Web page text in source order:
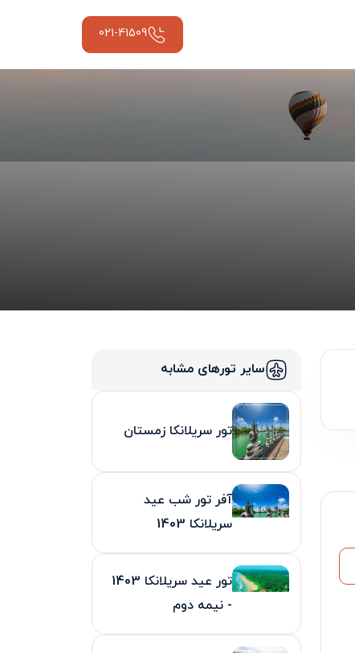
021-41509
سایر تورهای مشابه
تور سریلانکا زمستان
آفر تور شب عید
سریلانکا 1403
تور عید سریلانکا 1403
- نیمه دوم